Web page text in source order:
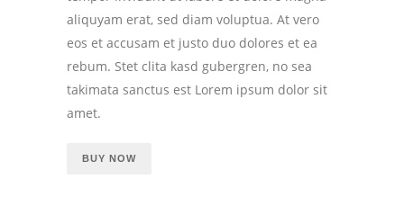
aliquyam erat, sed diam voluptua. At vero
eos et accusam et justo duo dolores et ea
rebum. Stet clita kasd gubergren, no sea
takimata sanctus est Lorem ipsum dolor sit
amet.
BUY NOW